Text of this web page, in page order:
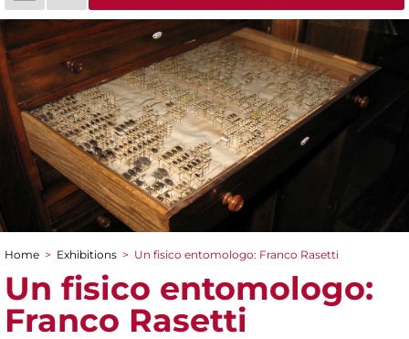
You are here
Home > Exhibitions > Un fisico entomologo: Franco Rasetti
Un fisico entomologo:
Franco Rasetti